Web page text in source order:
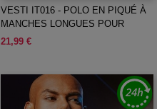
VESTI IT016 - POLO EN PIQUÉ À
MANCHES LONGUES POUR
ENFANTS
21,99 €